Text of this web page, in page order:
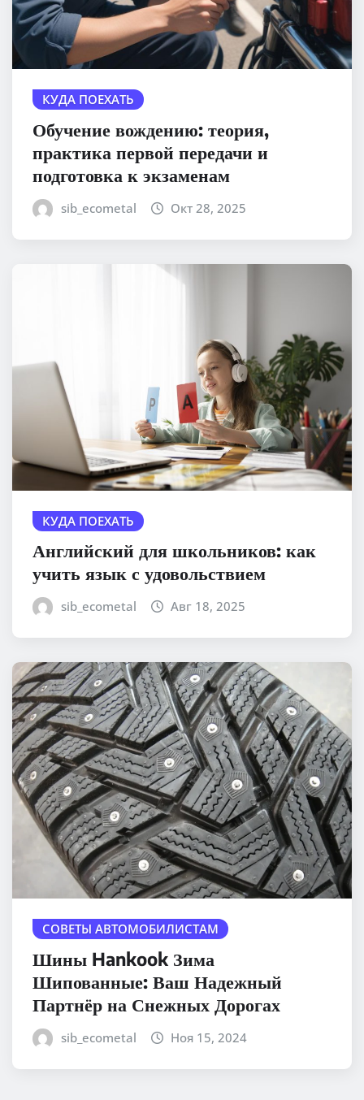
КУДА ПОЕХАТЬ
Обучение вождению: теория,
практика первой передачи и
подготовка к экзаменам
sib_ecometal Окт 28, 2025
КУДА ПОЕХАТЬ
Английский для школьников: как
учить язык с удовольствием
sib_ecometal Авг 18, 2025
СОВЕТЫ АВТОМОБИЛИСТАМ
Шины Hankook Зима
Шипованные: Ваш Надежный
Партнёр на Снежных Дорогах
sib_ecometal Ноя 15, 2024